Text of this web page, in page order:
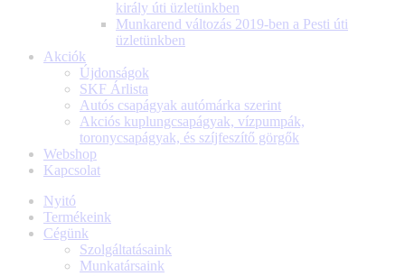
király úti üzletünkben
Munkarend változás 2019-ben a Pesti úti
üzletünkben
Akciók
Újdonságok
SKF Árlista
Autós csapágyak autómárka szerint
Akciós kuplungcsapágyak, vízpumpák,
toronycsapágyak, és szíjfeszítő görgők
Webshop
Kapcsolat
Nyitó
Termékeink
Cégünk
Szolgáltatásaink
Munkatársaink